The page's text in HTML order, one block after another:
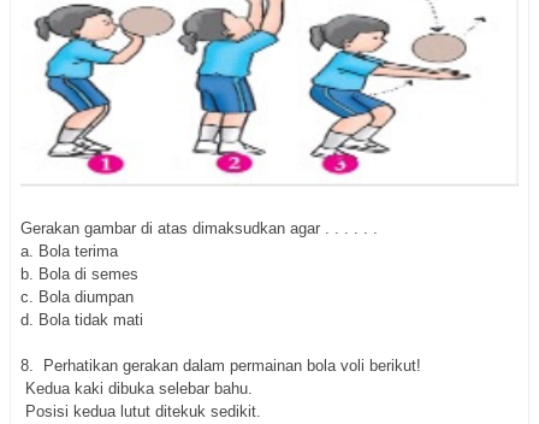
Gerakan gambar di atas dimaksudkan agar . . . . . .
a. Bola terima
b. Bola di semes
c. Bola diumpan
d. Bola tidak mati
8.
Perhatikan gerakan dalam permainan bola voli berikut!
Kedua kaki dibuka selebar bahu.
Posisi kedua lutut ditekuk sedikit.